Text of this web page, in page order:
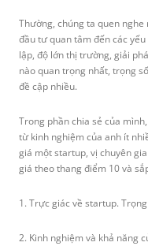
Thường, chúng ta quen
đầu tư quan tâm đến các
lập, độ lớn thị trường, giải
nào quan trọng nhất, trọng
đề cập nhiều.
Trong phần chia sẻ của
từ kinh nghiệm của anh ít
giá một startup, vị chuyên
giá theo thang điểm 10 và
1. Trực giác về startup. Trọng
2. Kinh nghiệm và khả năng